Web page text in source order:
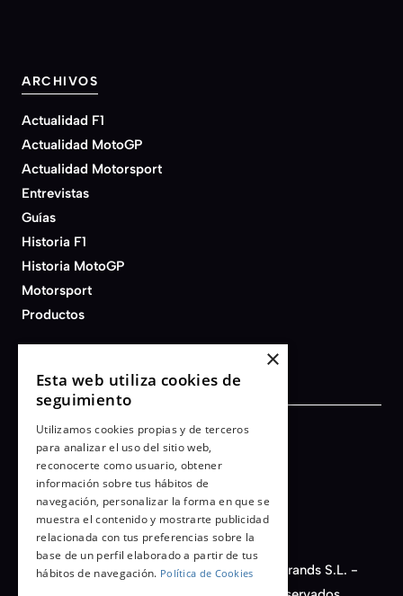
ARCHIVOS
Actualidad F1
Actualidad MotoGP
Actualidad Motorsport
Entrevistas
Guías
Historia F1
Historia MotoGP
Motorsport
Productos
Términos y condiciones
Aviso legal
Política de privacidad
Cookies
© 2026 - AFB Motorsport - Auto Fashion Brands S.L. -
×
Esta web utiliza cookies de
seguimiento
Utilizamos cookies propias y de terceros
para analizar el uso del sitio web,
reconocerte como usuario, obtener
información sobre tus hábitos de
navegación, personalizar la forma en que se
muestra el contenido y mostrarte publicidad
relacionada con tus preferencias sobre la
base de un perfil elaborado a partir de tus
hábitos de navegación. Política de Cookies